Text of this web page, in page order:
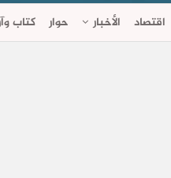
اقتصاد الأخبار حوار كتاب